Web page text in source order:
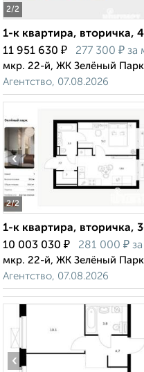
2/2
1-к квартира, вторичка,
11 951 630 ₽ 277 300 ₽ за
мкр. 22-й, ЖК Зелёный
Агентство, 07.08.2026
2/2
‹
1-к квартира, вторичка,
10 003 030 ₽ 281 000 ₽
мкр. 22-й, ЖК Зелёный Парк
Агентство, 07.08.2026
‹